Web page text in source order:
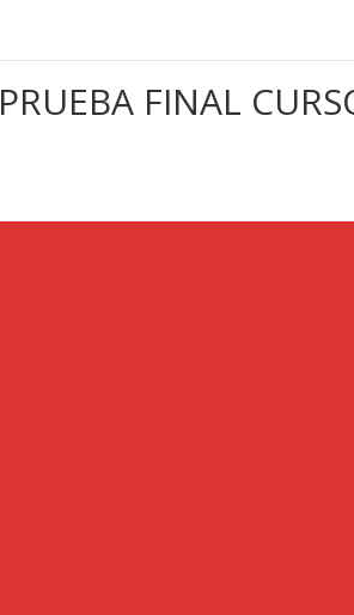
PRUEBA FINAL